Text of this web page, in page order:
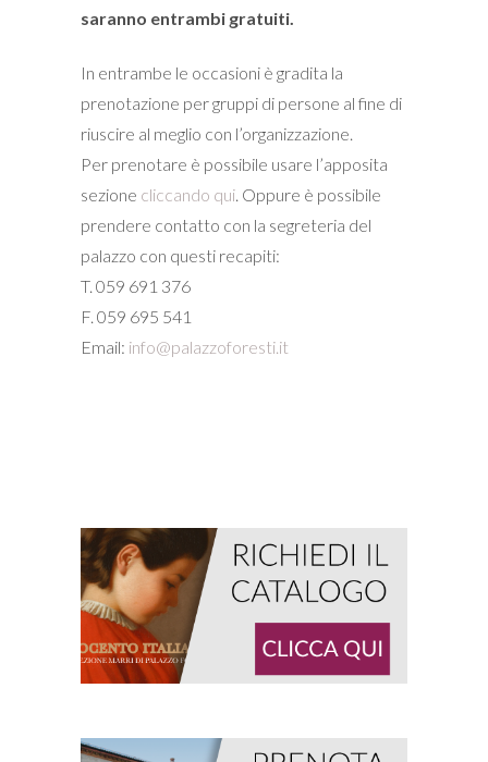
saranno entrambi gratuiti.
In entrambe le occasioni è gradita la
prenotazione per gruppi di persone al fine di
riuscire al meglio con l’organizzazione.
Per prenotare è possibile usare l’apposita
sezione cliccando qui. Oppure è possibile
prendere contatto con la segreteria del
palazzo con questi recapiti:
T. 059 691 376
F. 059 695 541
Email: info@palazzoforesti.it